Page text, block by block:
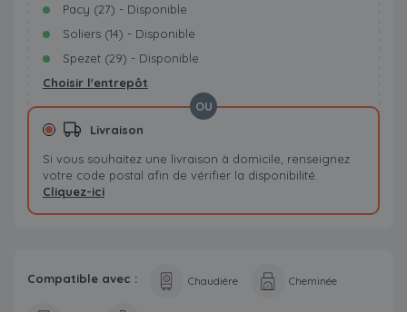
Pacy (27) - Disponible
Soliers (14) - Disponible
Spezet (29) - Disponible
Choisir l'entrepôt
OU
Livraison
Si vous souhaitez une livraison à domicile, renseignez
votre code postal afin de vérifier la disponibilité.
Cliquez-ici
Compatible avec : Chaudière Cheminée